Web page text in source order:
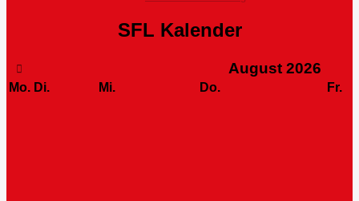
SFL Kalender
August 2026
Mo. Di. Mi. Do. Fr.